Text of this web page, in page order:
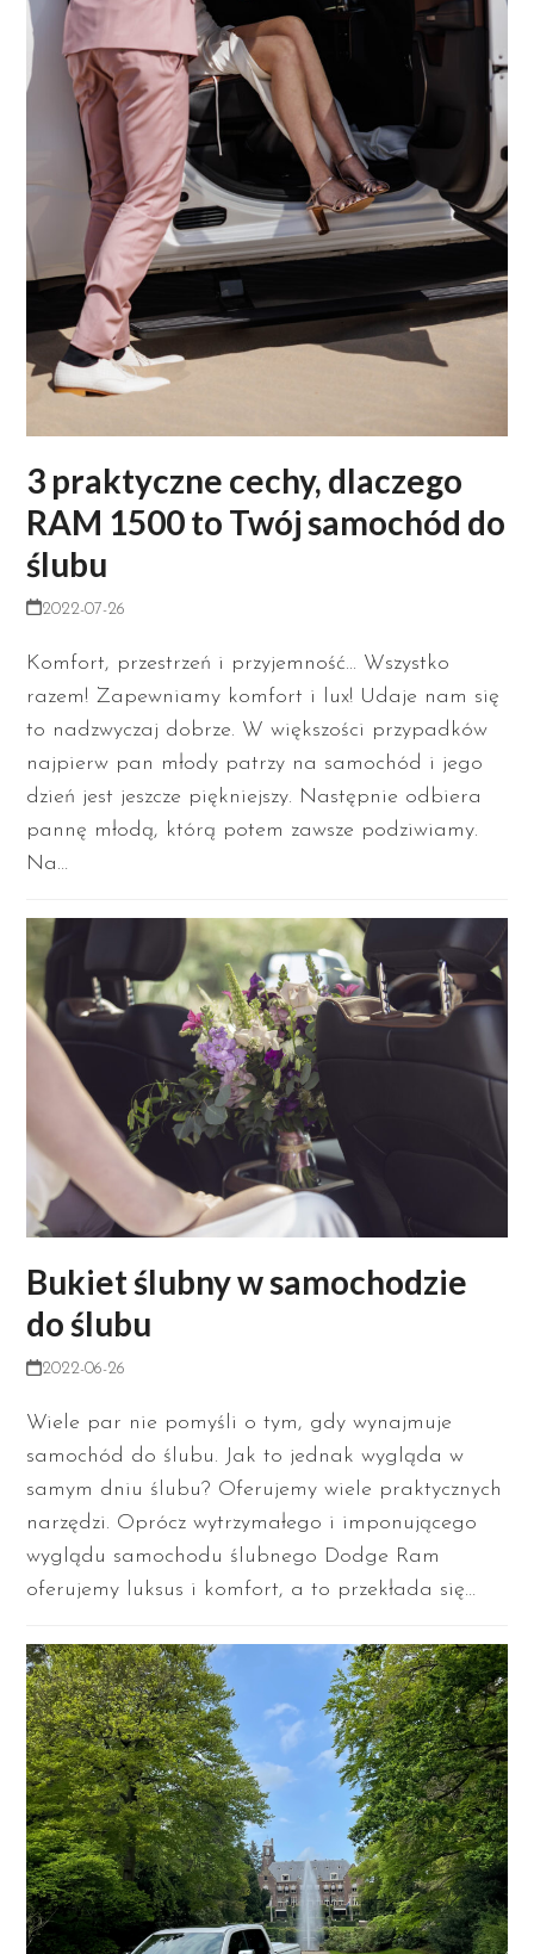
3 praktyczne cechy, dlaczego
RAM 1500 to Twój samochód do
ślubu
2022-07-26
Komfort, przestrzeń i przyjemność... Wszystko
razem! Zapewniamy komfort i lux! Udaje nam się
to nadzwyczaj dobrze. W większości przypadków
najpierw pan młody patrzy na samochód i jego
dzień jest jeszcze piękniejszy. Następnie odbiera
pannę młodą, którą potem zawsze podziwiamy.
Na…
Bukiet ślubny w samochodzie
do ślubu
2022-06-26
Wiele par nie pomyśli o tym, gdy wynajmuje
samochód do ślubu. Jak to jednak wygląda w
samym dniu ślubu? Oferujemy wiele praktycznych
narzędzi. Oprócz wytrzymałego i imponującego
wyglądu samochodu ślubnego Dodge Ram
oferujemy luksus i komfort, a to przekłada się…